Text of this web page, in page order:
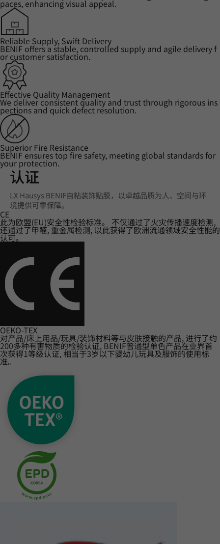
paces, enhancing visual appeal.
Reliable Supply, Swift Delivery
BENIF offers a stable, controlled supply and agile delivery f
or customer satisfaction.
Effective Quality Management
We deliver consistent quality and trust through rigorous ins
pections and quick defect resolution.
Superior Fire Resistance
BENIF ensures top fire safety, meeting global standards for
your protection.
认证
LX Hausys BENIF自粘装饰贴膜，以卓越品质为人、空间与环
境提供可靠保障。
CE
此为欧盟(EU)安全性检验标准。 不仅通过了火灾传播速度检测,
还通过了甲醛, 重金属检测, 以此获得了欧洲流通领域安全性能的
认可。
OEKO-TEX
对产品/床上用品/玩具/装饰材料等与皮肤接触的产品, 进行了约
200多种有害物质的检验认证, BENIF普通型单色产品在业界首
次获得1等级认证, 相当于3岁以下婴幼儿玩具及服饰的使用标
准。